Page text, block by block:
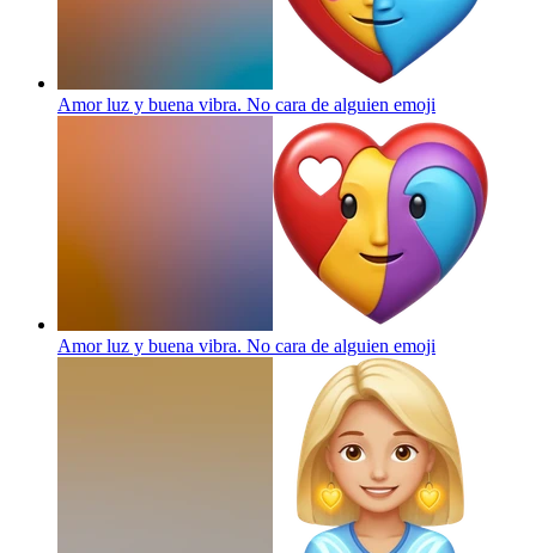
Amor luz y buena vibra. No cara de alguien emoji
Amor luz y buena vibra. No cara de alguien emoji